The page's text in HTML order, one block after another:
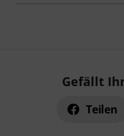
Gefällt
Teilen